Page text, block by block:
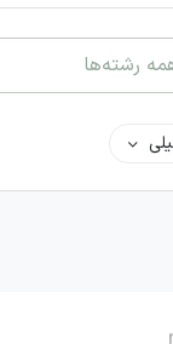
رشته‌ها